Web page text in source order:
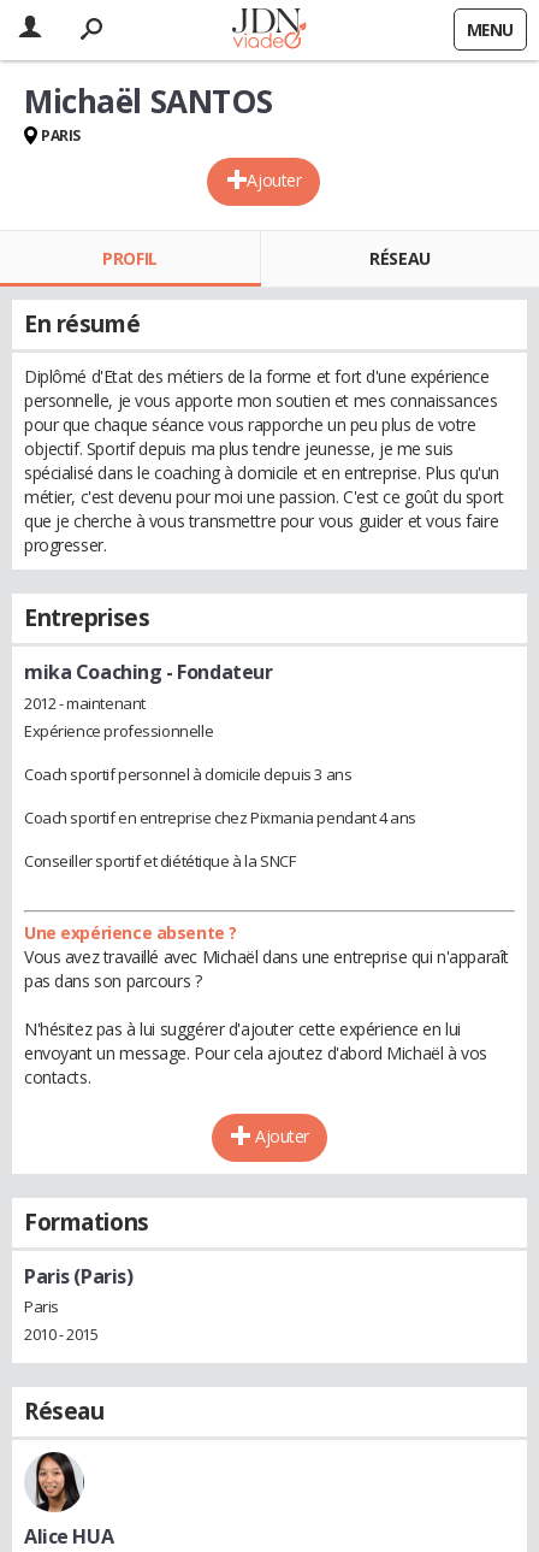
MENU
Ajouter
Michaël SANTOS
PARIS
PROFIL RÉSEAU
En résumé
Diplômé d'Etat des métiers de la forme et fort d'une expérience
personnelle, je vous apporte mon soutien et mes connaissances
pour que chaque séance vous rapporche un peu plus de votre
objectif. Sportif depuis ma plus tendre jeunesse, je me suis
spécialisé dans le coaching à domicile et en entreprise. Plus qu'un
métier, c'est devenu pour moi une passion. C'est ce goût du sport
que je cherche à vous transmettre pour vous guider et vous faire
progresser.
Entreprises
mika Coaching - Fondateur
2012 - maintenant
Expérience professionnelle
Coach sportif personnel à domicile depuis 3 ans
Coach sportif en entreprise chez Pixmania pendant 4 ans
Conseiller sportif et diététique à la SNCF
Une expérience absente ?
Vous avez travaillé avec Michaël dans une entreprise qui n'apparaît
pas dans son parcours ?
N'hésitez pas à lui suggérer d'ajouter cette expérience en lui
envoyant un message. Pour cela ajoutez d'abord Michaël à vos
contacts.
Ajouter
Formations
Paris (Paris)
Paris
2010 - 2015
Réseau
Alice HUA